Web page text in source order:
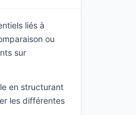
liés à
ou
sur
en structurant
les différentes